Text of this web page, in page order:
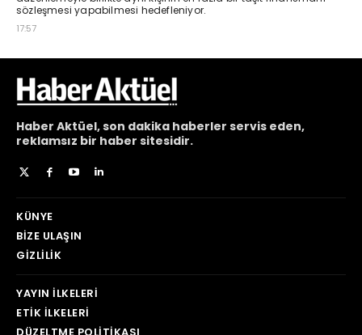
Haber Aktüel,son dakika haberler servis eden,
reklamsız bir haber sitesidir.
KÜNYE
BIZE ULAŞIN
GIZLILIK
YAYIN İLKELERI
ETIK İLKELERI